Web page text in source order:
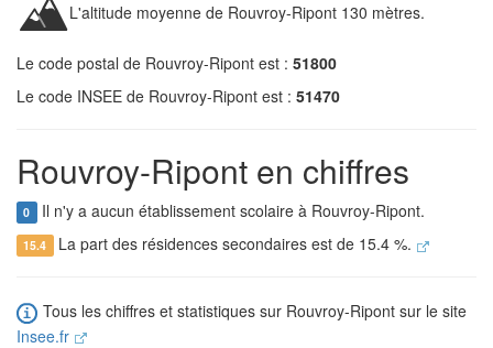
L'altitude moyenne de Rouvroy-Ripont 130 mètres.
Le code postal de Rouvroy-Ripont est : 51800
Le code INSEE de Rouvroy-Ripont est : 51470
Rouvroy-Ripont en chiffres
0 Il n'y a aucun établissement scolaire à Rouvroy-Ripont.
15.4 La part des résidences secondaires est de 15.4 %.
Tous les chiffres et statistiques sur Rouvroy-Ripont sur le site
Insee.fr